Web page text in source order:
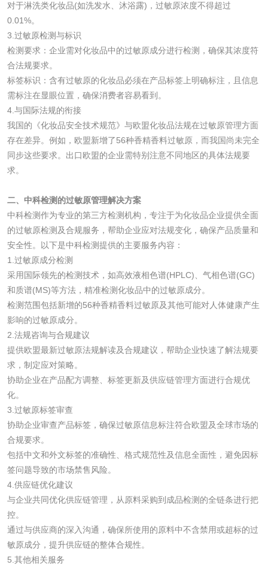
对于淋洗类化妆品(如洗发水、沐浴露)，过敏原浓度不得超过
0.01%。
3.过敏原检测与标识
检测要求：企业需对化妆品中的过敏原成分进行检测，确保其浓度符
合法规要求。
标签标识：含有过敏原的化妆品必须在产品标签上明确标注，且信息
需标注在显眼位置，确保消费者容易看到。
4.与国际法规的衔接
我国的《化妆品安全技术规范》与欧盟化妆品法规在过敏原管理方面
存在差异。例如，欧盟新增了56种香精香料过敏原，而我国尚未完全
同步这些要求。出口欧盟的企业需特别注意不同地区的具体法规要
求。
二、中科检测的过敏原管理解决方案
中科检测作为专业的第三方检测机构，专注于为化妆品企业提供全面
的过敏原检测及合规服务，帮助企业应对法规变化，确保产品质量和
安全性。以下是中科检测提供的主要服务内容：
1.过敏原成分检测
采用国际领先的检测技术，如高效液相色谱(HPLC)、气相色谱(GC)
和质谱(MS)等方法，精准检测化妆品中的过敏原成分。
检测范围包括新增的56种香精香料过敏原及其他可能对人体健康产生
影响的过敏原成分。
2.法规咨询与合规建议
提供欧盟最新过敏原法规解读及合规建议，帮助企业快速了解法规要
求，制定应对策略。
协助企业在产品配方调整、标签更新及供应链管理方面进行合规优
化。
3.过敏原标签审查
协助企业审查产品标签，确保过敏原信息标注符合欧盟及全球市场的
合规要求。
包括中文和外文标签的准确性、格式规范性及信息全面性，避免因标
签问题导致的市场禁售风险。
4.供应链优化建议
与企业共同优化供应链管理，从原料采购到成品检测的全链条进行把
控。
通过与供应商的深入沟通，确保所使用的原料中不含禁用或超标的过
敏原成分，提升供应链的整体合规性。
5.其他相关服务
磷酸肥料检测
化工试剂
乳酸钠检测 消泡剂检测
化工助剂检测 涂料助剂检测
工业用氯化铵检测
油墨检测 凹版油墨和柔印油
测
生物柴油检测 生物质燃料检测
防冻液检测 润滑油运动粘度检